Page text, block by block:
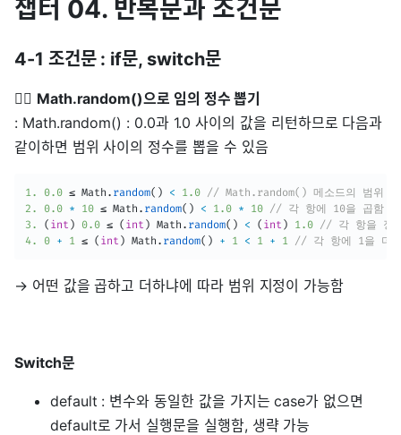
챕터 04. 반복문과 조건문
4-1 조건문 : if문, switch문
👉🏻 Math.random()으로 임의 정수 뽑기
: Math.random() : 0.0과 1.0 사이의 값을 리턴하므로 다음과
같이하면 범위 사이의 정수를 뽑을 수 있음
1. 0.0 ≤ Math . random( ) < 1.0
// Math.random() 메소드의 범위
2.
0.0 * 10 ≤ Math . random( ) < 1.0 * 10
// 각 항에 10을 곱함
3.
( int ) 0.0 ≤ ( int ) Math . random( ) < ( int ) 1.0
// 각 항을 정
4.
0 + 1 ≤ ( int ) Math . random( ) + 1 < 1 + 1 // 각 항에 1을 더
→ 어떤 값을 곱하고 더하냐에 따라 범위 지정이 가능함
Switch문
default : 변수와 동일한 값을 가지는 case가 없으면
default로 가서 실행문을 실행함, 생략 가능